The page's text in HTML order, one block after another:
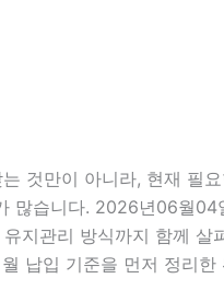
것만이 아니라, 현재 필
많습니다. 2026년06월
지관리 방식까지 함께
납입 기준을 먼저 정리